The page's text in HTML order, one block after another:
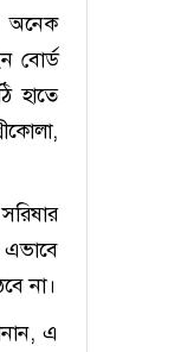
অনেক
বোর্ড
হাতে
এভাবে
না।
এ